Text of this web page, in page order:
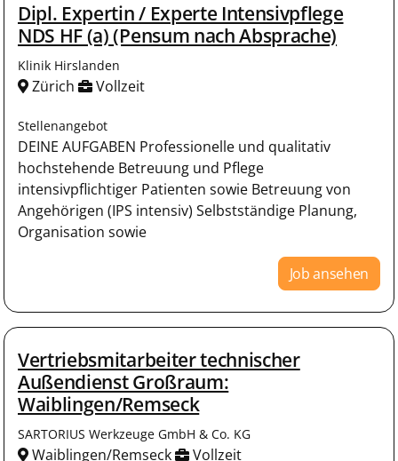
Dipl. Expertin / Experte Intensivpflege
NDS HF (a) (Pensum nach Absprache)
Klinik Hirslanden
Zürich Vollzeit
Stellenangebot
DEINE AUFGABEN Professionelle und qualitativ
hochstehende Betreuung und Pflege
intensivpflichtiger Patienten sowie Betreuung von
Angehörigen (IPS intensiv) Selbstständige Planung,
Organisation sowie
Job ansehen
Vertriebsmitarbeiter technischer
Außendienst Großraum:
Waiblingen/Remseck
SARTORIUS Werkzeuge GmbH & Co. KG
Waiblingen/Remseck Vollzeit